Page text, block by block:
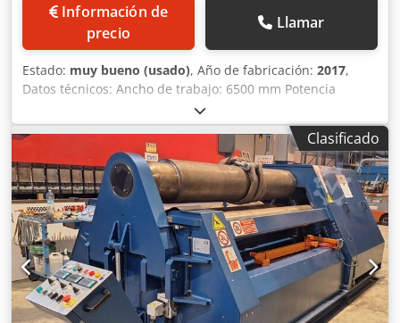
Información de
precio
Llamar
Estado: muy bueno (usado), Año de fabricación: 2017,
Datos técnicos: Ancho de trabajo: 6500 mm Potencia
máxima de curvado: 4,0 mm Curvado máximo: 3,0 mm
Control CNC Diámetro del rodillo superior: 420 mm
Diámetro de los rodillos laterales: 300 mm Diámetro del
rodillo inferior central: 400 mm Sistema de curvado cónico
mediante la inclinación de los dos rodillos laterales Panel
de control móvil con pantalla digital Rodamientos
basculantes hidráulicos Marcado CE Potencia del motor: 22
kW Dimensiones (largo x ancho x alto): aproximadamente
9200 x 2350 x 1900 mm Peso propio: aproximadamente 29
toneladas Equipamiento adicional: Segundo rodillo
superior, diámetro: 350 mm Ayuda lateral para el curvado
Dwjdpfxozfvvvs Apdoa Estado: Muy buen estado, poco uso.
Clasificado